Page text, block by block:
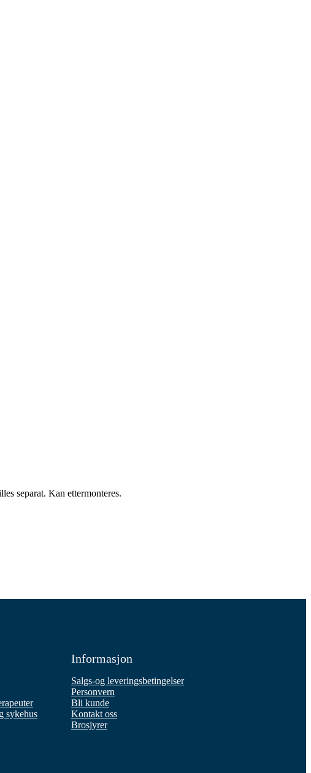
separat. Kan ettermonteres.
sykehus
Informasjon
Salgs-og leveringsbetingelser
Personvern
Bli kunde
Kontakt oss
Brosjyrer